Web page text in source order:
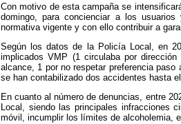
Con motivo de esta campaña se
domingo, para concienciar a los
normativa vigente y con ello contribuir a
Según los datos de la Policía Local, en
implicados VMP (1 circulaba por
alcance, 1 por no respetar preferencia
se han contabilizado dos accidentes hasta
En cuanto al número de denuncias, entre
Local, siendo las principales infracciones
móvil, incumplir los límites de alcoholemia,